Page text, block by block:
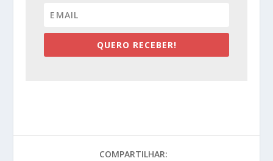
QUERO RECEBER!
COMPARTILHAR: